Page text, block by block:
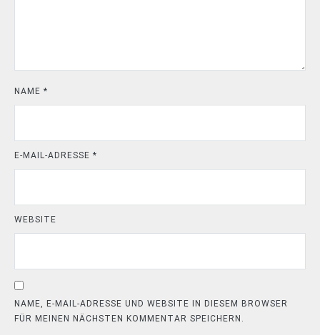
NAME *
E-MAIL-ADRESSE *
WEBSITE
NAME, E-MAIL-ADRESSE UND WEBSITE IN DIESEM BROWSER
FÜR MEINEN NÄCHSTEN KOMMENTAR SPEICHERN.